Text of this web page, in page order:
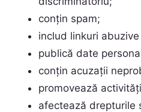
conțin spam;
includ linkuri
publică date
conțin acuzații
promovează
afectează drepturile